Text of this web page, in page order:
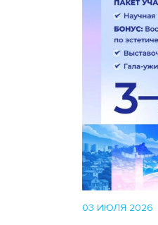
03 ИЮЛЯ 2026